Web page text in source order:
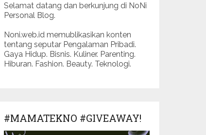
Selamat datang dan berkunjung di NoNi
Personal Blog.
Noni.web.id memublikasikan konten
tentang seputar Pengalaman Pribadi.
Gaya Hidup. Bisnis. Kuliner. Parenting.
Hiburan. Fashion. Beauty. Teknologi.
#MAMATEKNO #GIVEAWAY!